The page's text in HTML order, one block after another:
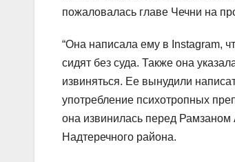
пожаловалась главе Чечни на
“Она написала ему в Instagram,
сидят без суда. Также она
извиняться. Ее вынудили
употребление психотропных
она извинилась перед Рамзаном
Надтеречного района.